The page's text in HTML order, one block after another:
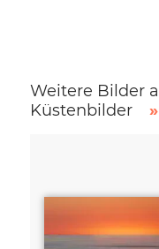
Weitere Bilder
Küstenbilder